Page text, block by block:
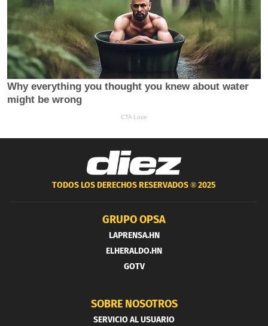
TODOS LOS DERECHOS RESERVADOS ®2025
GRUPO OPSA
LAPRENSA.HN
ELHERALDO.HN
GOTV
SOBRE NOSOTROS
SERVICIO AL USUARIO